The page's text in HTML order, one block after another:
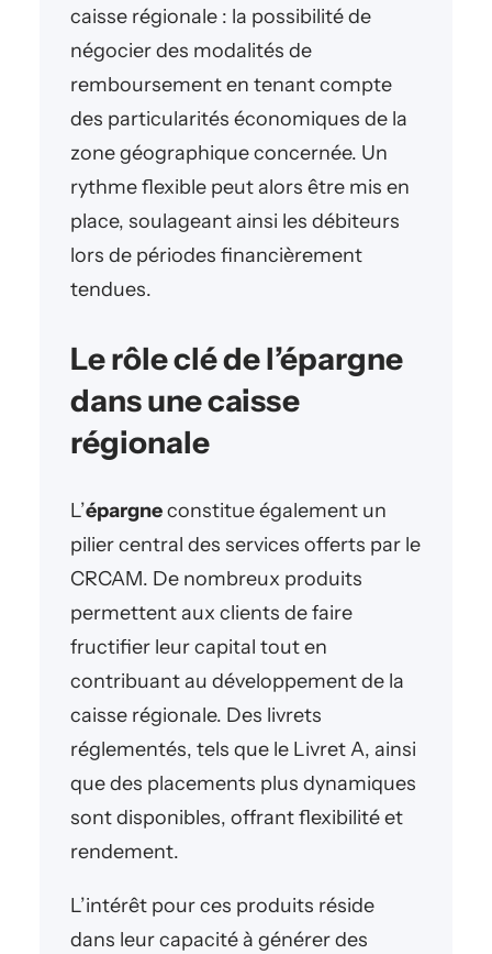
caisse régionale : la possibilité de
négocier des modalités de
remboursement en tenant compte
des particularités économiques de la
zone géographique concernée. Un
rythme flexible peut alors être mis en
place, soulageant ainsi les débiteurs
lors de périodes financièrement
tendues.
Le rôle clé de l’épargne
dans une caisse
régionale
L’épargneconstitue également un
pilier central des services offerts par le
CRCAM. De nombreux produits
permettent aux clients de faire
fructifier leur capital tout en
contribuant au développement de la
caisse régionale. Des livrets
réglementés, tels que le Livret A, ainsi
que des placements plus dynamiques
sont disponibles, offrant flexibilité et
rendement.
L’intérêt pour ces produits réside
dans leur capacité à générer des